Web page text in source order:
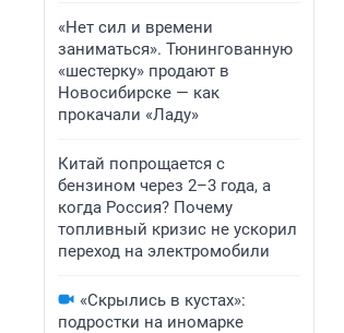
«Нет сил и времени
заниматься». Тюнингованную
«шестерку» продают в
Новосибирске — как
прокачали «Ладу»
Китай попрощается с
бензином через 2–3 года, а
когда Россия? Почему
топливный кризис не ускорил
переход на электромобили
«Скрылись в кустах»:
подростки на иномарке